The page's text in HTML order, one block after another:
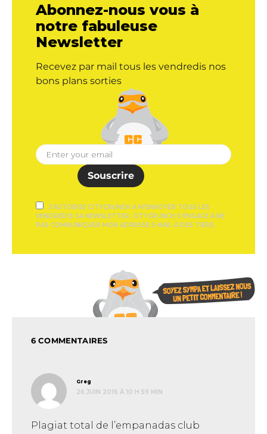
Abonnez-nous vous à
notre fabuleuse
Newsletter
Recevez par mail tous les vendredis nos
bons plans sorties
Souscrire
J'AUTORISE CITYCRUNCH À M'ENVOYER TOUS LES
VENDREDIS SA NEWSLETTER. CITYCRUNCH S'ENGAGE À NE
PAS COMMUNIQUER MON ADRESSE E-MAIL À DES TIERS.
6 COMMENTAIRES
Greg
26 JUIN 2016 À 10 H 59 MIN
Plagiat total de l’empanadas club